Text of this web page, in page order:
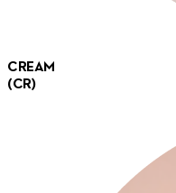
CREAM
(CR)